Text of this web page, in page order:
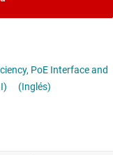
Interface and
(Inglés)